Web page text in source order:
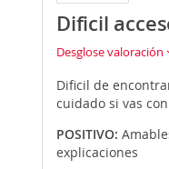
Dificil
Desglose valoración
Dificil de
cuidado si vas
POSITIVO:
explicaciones